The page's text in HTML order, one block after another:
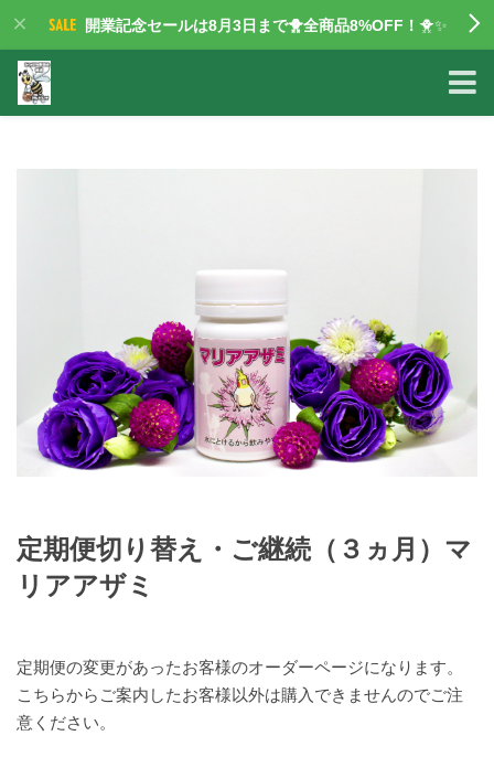
開業記念セールは8月3日まで🐥全商品8%OFF！ 🐥✨
定期便切り替え・ご継続（３ヵ月）マ
リアアザミ
定期便の変更があったお客様のオーダーページになります。
こちらからご案内したお客様以外は購入できませんのでご注
意ください。